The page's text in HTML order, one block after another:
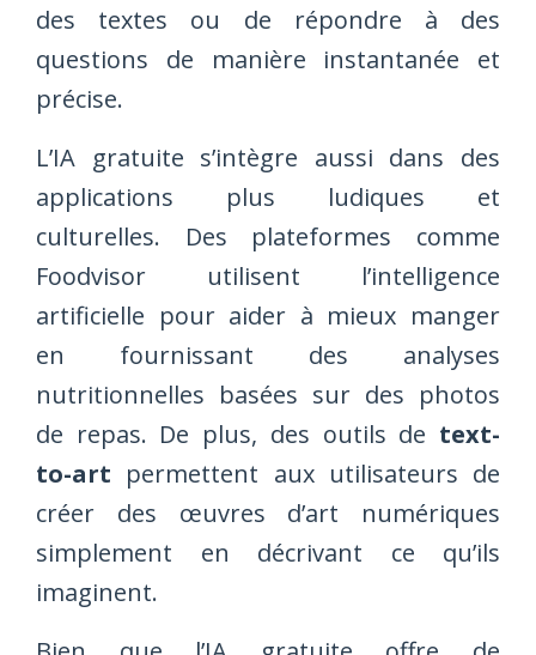
des textes ou de répondre à des
questions de manière instantanée et
précise.
L’IA gratuite s’intègre aussi dans des
applications plus ludiques et
culturelles. Des plateformes comme
Foodvisor utilisent l’intelligence
artificielle pour aider à mieux manger
en fournissant des analyses
nutritionnelles basées sur des photos
de repas. De plus, des outils de text-
to-art permettent aux utilisateurs de
créer des œuvres d’art numériques
simplement en décrivant ce qu’ils
imaginent.